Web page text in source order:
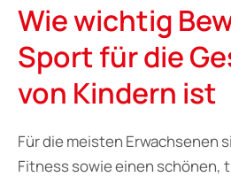
Wie wichtig
Sport für die
von Kindern ist
Für die meisten Erwachsenen
Fitness sowie einen schönen,